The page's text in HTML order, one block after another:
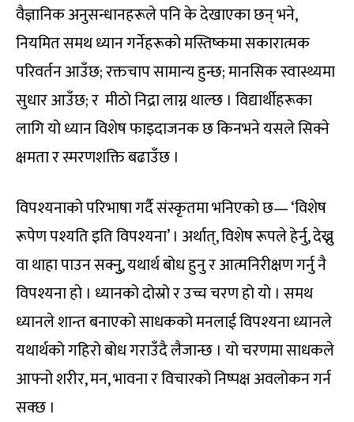
वैज्ञानिक अनुसन्धानहरूले पनि के देखाएका छन् भने,
नियमित समथ ध्यान गर्नेहरूको मस्तिष्कमा सकारात्मक
परिवर्तन आउँछ; रक्तचाप सामान्य हुन्छ; मानसिक स्वास्थ्यमा
सुधार आउँछ; र मीठो निद्रा लाग्न थाल्छ । विद्यार्थीहरूका
लागि यो ध्यान विशेष फाइदाजनक छ किनभने यसले सिक्ने
क्षमता र स्मरणशक्ति बढाउँछ ।
विपश्यनाको परिभाषा गर्दै संस्कृतमा भनिएको छ— ‘विशेष
रूपेण पश्यति इति विपश्यना’ । अर्थात्, विशेष रूपले हेर्नु, देख्नु
वा थाहा पाउन सक्नुु, यथार्थ बोध हुनु र आत्मनिरीक्षण गर्नु नै
विपश्यना हो । ध्यानको दोस्रो र उच्च चरण हो यो । समथ
ध्यानले शान्त बनाएको साधकको मनलाई विपश्यना ध्यानले
यथार्थको गहिरो बोध गराउँदै लैजान्छ । यो चरणमा साधकले
आफ्नो शरीर, मन, भावना र विचारको निष्पक्ष अवलोकन गर्न
सक्छ ।